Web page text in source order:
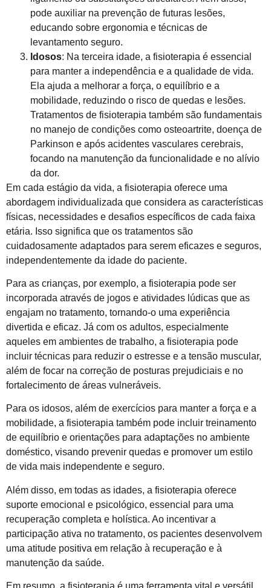
pode auxiliar na prevenção de futuras lesões,
educando sobre ergonomia e técnicas de
levantamento seguro.
Idosos: Na terceira idade, a fisioterapia é essencial
para manter a independência e a qualidade de vida.
Ela ajuda a melhorar a força, o equilíbrio e a
mobilidade, reduzindo o risco de quedas e lesões.
Tratamentos de fisioterapia também são fundamentais
no manejo de condições como osteoartrite, doença de
Parkinson e após acidentes vasculares cerebrais,
focando na manutenção da funcionalidade e no alívio
da dor.
Em cada estágio da vida, a fisioterapia oferece uma
abordagem individualizada que considera as características
físicas, necessidades e desafios específicos de cada faixa
etária. Isso significa que os tratamentos são
cuidadosamente adaptados para serem eficazes e seguros,
independentemente da idade do paciente.
Para as crianças, por exemplo, a fisioterapia pode ser
incorporada através de jogos e atividades lúdicas que as
engajam no tratamento, tornando-o uma experiência
divertida e eficaz. Já com os adultos, especialmente
aqueles em ambientes de trabalho, a fisioterapia pode
incluir técnicas para reduzir o estresse e a tensão muscular,
além de focar na correção de posturas prejudiciais e no
fortalecimento de áreas vulneráveis.
Para os idosos, além de exercícios para manter a força e a
mobilidade, a fisioterapia também pode incluir treinamento
de equilíbrio e orientações para adaptações no ambiente
doméstico, visando prevenir quedas e promover um estilo
de vida mais independente e seguro.
Além disso, em todas as idades, a fisioterapia oferece
suporte emocional e psicológico, essencial para uma
recuperação completa e holística. Ao incentivar a
participação ativa no tratamento, os pacientes desenvolvem
uma atitude positiva em relação à recuperação e à
manutenção da saúde.